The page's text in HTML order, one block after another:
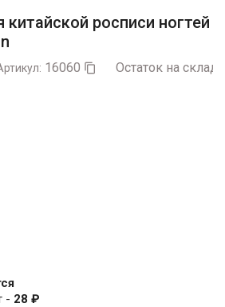
китайской росписи ногтей
16060  Остаток на
- 28 ₽